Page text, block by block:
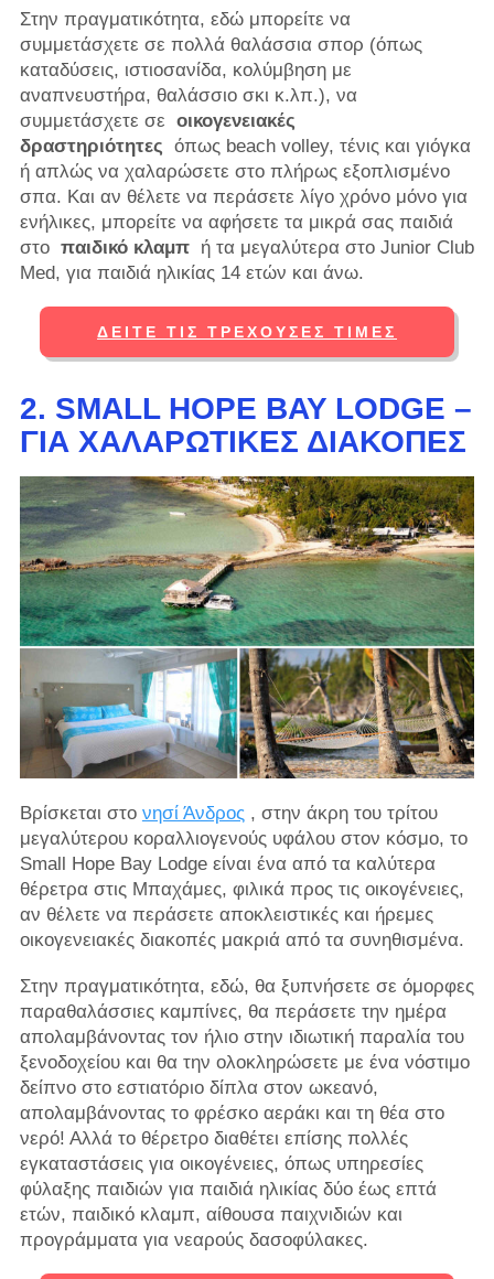
Στην πραγματικότητα, εδώ μπορείτε να
συμμετάσχετε σε πολλά θαλάσσια σπορ (όπως
καταδύσεις, ιστιοσανίδα, κολύμβηση με
αναπνευστήρα, θαλάσσιο σκι κ.λπ.), να
συμμετάσχετε σε οικογενειακές
δραστηριότητες όπως beach volley, τένις και γιόγκα
ή απλώς να χαλαρώσετε στο πλήρως εξοπλισμένο
σπα. Και αν θέλετε να περάσετε λίγο χρόνο μόνο για
ενήλικες, μπορείτε να αφήσετε τα μικρά σας παιδιά
στο παιδικό κλαμπή τα μεγαλύτερα στο Junior Club
Med, για παιδιά ηλικίας 14 ετών και άνω.
ΔΕΊΤΕ ΤΙΣ ΤΡΈΧΟΥΣΕΣ ΤΙΜΈΣ
2. SMALL HOPE BAY LODGE –
ΓΙΑ ΧΑΛΑΡΩΤΙΚΈΣ ΔΙΑΚΟΠΈΣ
Βρίσκεται στο νησί Άνδρος , στην άκρη του τρίτου
μεγαλύτερου κοραλλιογενούς υφάλου στον κόσμο, το
Small Hope Bay Lodge είναι ένα από τα καλύτερα
θέρετρα στις Μπαχάμες, φιλικά προς τις οικογένειες,
αν θέλετε να περάσετε αποκλειστικές και ήρεμες
οικογενειακές διακοπές μακριά από τα συνηθισμένα.
Στην πραγματικότητα, εδώ, θα ξυπνήσετε σε όμορφες
παραθαλάσσιες καμπίνες, θα περάσετε την ημέρα
απολαμβάνοντας τον ήλιο στην ιδιωτική παραλία του
ξενοδοχείου και θα την ολοκληρώσετε με ένα νόστιμο
δείπνο στο εστιατόριο δίπλα στον ωκεανό,
απολαμβάνοντας το φρέσκο ​​αεράκι και τη θέα στο
νερό! Αλλά το θέρετρο διαθέτει επίσης πολλές
εγκαταστάσεις για οικογένειες, όπως υπηρεσίες
φύλαξης παιδιών για παιδιά ηλικίας δύο έως επτά
ετών, παιδικό κλαμπ, αίθουσα παιχνιδιών και
προγράμματα για νεαρούς δασοφύλακες.